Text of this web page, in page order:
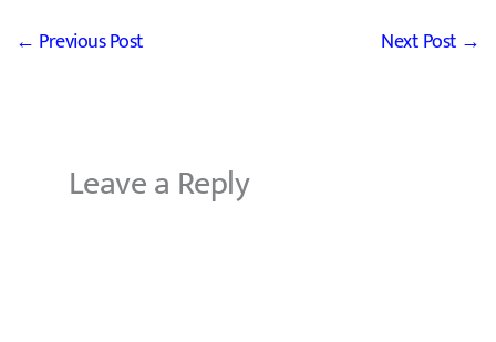
← Previous Post Next Post →
Leave a Reply